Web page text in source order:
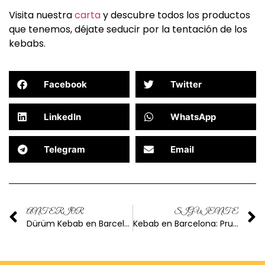
Visita nuestracartay descubre todos los productos
que tenemos, déjate seducir por la tentación de los
kebabs.
Facebook Twitter
LinkedIn WhatsApp
Telegram Email
ANTERIOR
Dürüm Kebab en Barcelona: Descubre el Origen de los Kebabs
SIGUIENTE
Kebab en Barcelona: Prueba nuestro Doner Poke en Doner Kebab Show